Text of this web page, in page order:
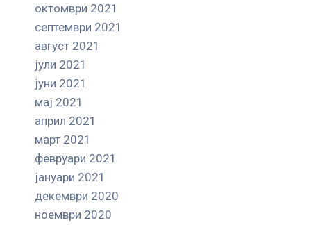
октомври 2021
септември 2021
август 2021
јули 2021
јуни 2021
мај 2021
април 2021
март 2021
февруари 2021
јануари 2021
декември 2020
ноември 2020